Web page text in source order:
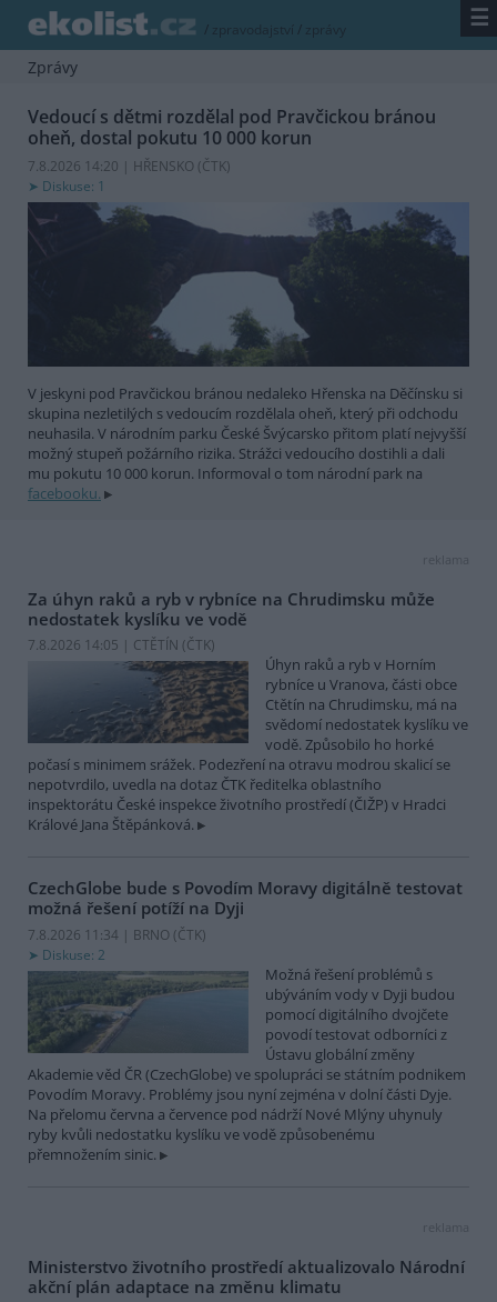
/ zpravodajství / zprávy ☰
Zprávy
Vedoucí s dětmi rozdělal pod Pravčickou bránou
oheň, dostal pokutu 10 000 korun
7.8.2026 14:20 | HŘENSKO (ČTK)
Diskuse: 1
V jeskyni pod Pravčickou bránou nedaleko Hřenska na Děčínsku si
skupina nezletilých s vedoucím rozdělala oheň, který při odchodu
neuhasila. V národním parku České Švýcarsko přitom platí nejvyšší
možný stupeň požárního rizika. Strážci vedoucího dostihli a dali
mu pokutu 10 000 korun. Informoval o tom národní park na
facebooku.
reklama
Za úhyn raků a ryb v rybníce na Chrudimsku může
nedostatek kyslíku ve vodě
7.8.2026 14:05 | CTĚTÍN (ČTK)
Úhyn raků a ryb v Horním
rybníce u Vranova, části obce
Ctětín na Chrudimsku, má na
svědomí nedostatek kyslíku ve
vodě. Způsobilo ho horké
počasí s minimem srážek. Podezření na otravu modrou skalicí se
nepotvrdilo, uvedla na dotaz ČTK ředitelka oblastního
inspektorátu České inspekce životního prostředí (ČIŽP) v Hradci
Králové Jana Štěpánková.
CzechGlobe bude s Povodím Moravy digitálně testovat
možná řešení potíží na Dyji
7.8.2026 11:34 | BRNO (ČTK)
Diskuse: 2
Možná řešení problémů s
ubýváním vody v Dyji budou
pomocí digitálního dvojčete
povodí testovat odborníci z
Ústavu globální změny
Akademie věd ČR (CzechGlobe) ve spolupráci se státním podnikem
Povodím Moravy. Problémy jsou nyní zejména v dolní části Dyje.
Na přelomu června a července pod nádrží Nové Mlýny uhynuly
ryby kvůli nedostatku kyslíku ve vodě způsobenému
přemnožením sinic.
reklama
Ministerstvo životního prostředí aktualizovalo Národní
akční plán adaptace na změnu klimatu